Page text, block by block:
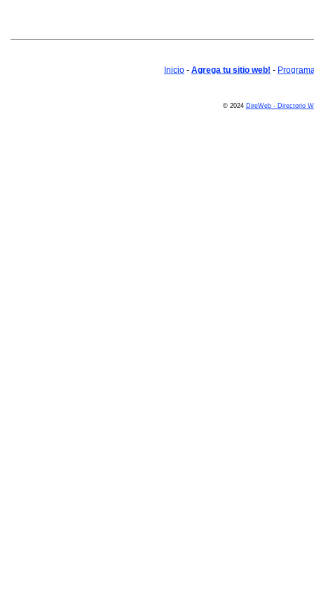
Inicio - Agrega tu sitio web! -
© 2024 DireWeb - Directorio